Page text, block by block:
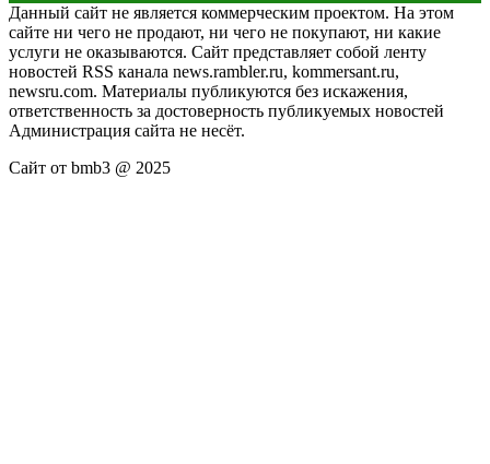
Данный сайт не является коммерческим проектом. На этом
сайте ни чего не продают, ни чего не покупают, ни какие
услуги не оказываются. Сайт представляет собой ленту
новостей RSS канала news.rambler.ru, kommersant.ru,
newsru.com. Материалы публикуются без искажения,
ответственность за достоверность публикуемых новостей
Администрация сайта не несёт.
Сайт от bmb3 @ 2025